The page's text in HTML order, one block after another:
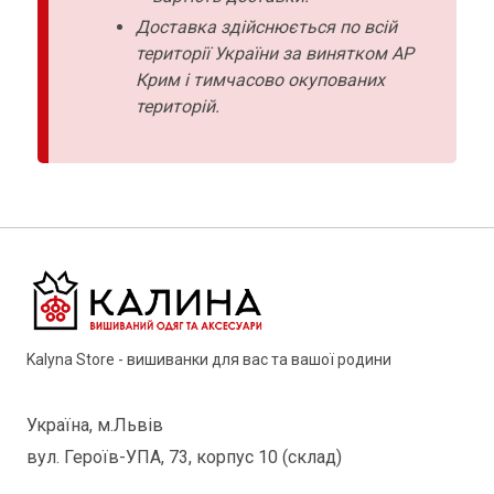
Доставка здійснюється по всій
території України за винятком АР
Крим і тимчасово окупованих
територій.
Kalyna Store - вишиванки для вас та вашої родини
Україна, м.Львів
вул. Героїв-УПА, 73, корпус 10 (склад)